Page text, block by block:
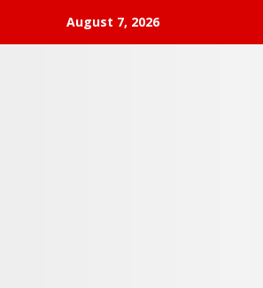
August 7, 2026